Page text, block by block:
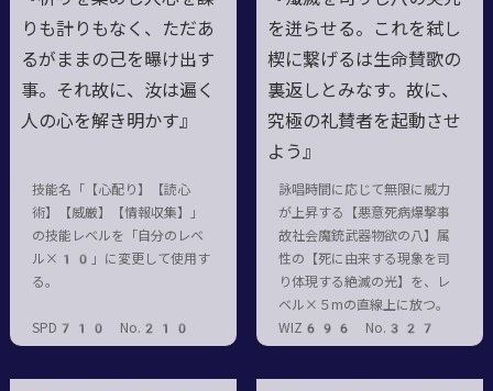
りも計りもなく、ただあ
るがままの己を曝け出す
事。それ故に、汝は遍く
人の心を解き明かす』
技能名「【心配り】【読心
術】【威厳】【情報収集】」
の技能レベルを「自分のレベ
ル×10」に変更して使用す
る。
SPD710 No.210
を迸らせる。これを弑し
楔に繋げるは生命賛歌の
裏返しとみなす。故に、
究極の礼賛者を起動させ
よう』
詠唱時間に応じて無限に威力
が上昇する【悪意死病爆撃事
故社会魔銃武器物欲の八】属
性の【死に由来する現象を司
り体現する絶滅の光】を、レ
ベル×５mの直線上に放つ。
WIZ696 No.327